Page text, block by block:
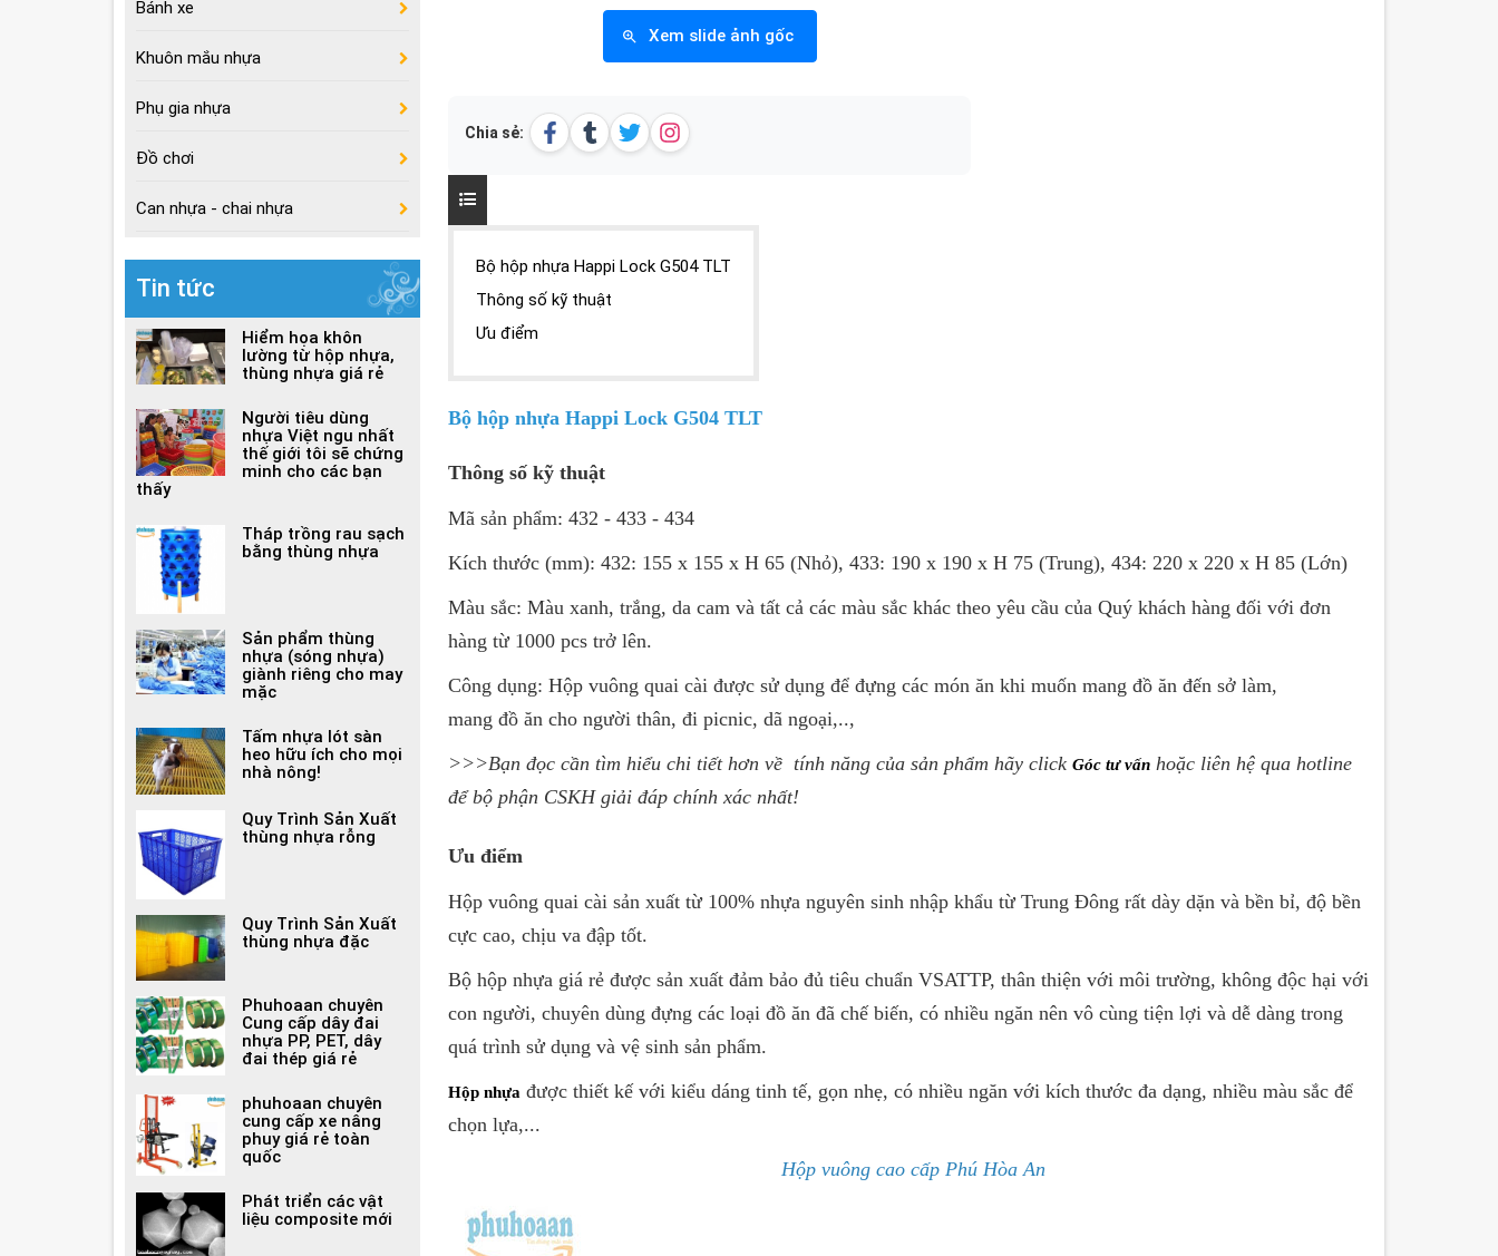
Xem slide ảnh gốc
Chia sẻ:
Bộ hộp nhựa Happi Lock G504 TLT
Thông số kỹ thuật
Ưu điểm
Bộ hộp nhựa Happi Lock G504 TLT
Thông số kỹ thuật
Mã sản phẩm: 432 - 433 - 434
Kích thước (mm): 432: 155 x 155 x H 65 (Nhỏ), 433: 190 x 190 x H 75 (Trung), 434: 220 x 220 x H 85 (Lớn)
Màu sắc: Màu xanh, trắng, da cam và tất cả các màu sắc khác theo yêu cầu của Quý khách hàng đối với đơn
hàng từ 1000 pcs trở lên.
Công dụng: Hộp vuông quai cài được sử dụng để đựng các món ăn khi muốn mang đồ ăn đến sở làm,
mang đồ ăn cho người thân, đi picnic, dã ngoại,..,
>>>Bạn đọc cần tìm hiểu chi tiết hơn về tính năng của sản phẩm hãy click Góc tư vấn hoặc liên hệ qua hotline
để bộ phận CSKH giải đáp chính xác nhất!
Ưu điểm
Hộp vuông quai cài sản xuất từ 100% nhựa nguyên sinh nhập khẩu từ Trung Đông rất dày dặn và bền bỉ, độ bền
cực cao, chịu va đập tốt.
Bộ hộp nhựa giá rẻ được sản xuất đảm bảo đủ tiêu chuẩn VSATTP, thân thiện với môi trường, không độc hại với
con người, chuyên dùng đựng các loại đồ ăn đã chế biến, có nhiều ngăn nên vô cùng tiện lợi và dễ dàng trong
quá trình sử dụng và vệ sinh sản phẩm.
Hộp nhựa được thiết kế với kiểu dáng tinh tế, gọn nhẹ, có nhiều ngăn với kích thước đa dạng, nhiều màu sắc để
chọn lựa,...
Hộp vuông cao cấp Phú Hòa An
Bánh xe
Khuôn mắu nhựa
Phụ gia nhựa
Đồ chơi
Can nhựa - chai nhựa
Tin tức
Hiểm họa khôn
lường từ hộp nhựa,
thùng nhựa giá rẻ
Người tiêu dùng
nhựa Việt ngu nhất
thế giới tôi sẽ chứng
minh cho các bạn
thấy
Tháp trồng rau sạch
bằng thùng nhựa
Sản phẩm thùng
nhựa (sóng nhựa)
giành riêng cho may
mặc
Tấm nhựa lót sàn
heo hữu ích cho mọi
nhà nông!
Quy Trình Sản Xuất
thùng nhựa rỗng
Quy Trình Sản Xuất
thùng nhựa đặc
Phuhoaan chuyên
Cung cấp dây đai
nhựa PP, PET, dây
đai thép giá rẻ
phuhoaan chuyên
cung cấp xe nâng
phuy giá rẻ toàn
quốc
Phát triển các vật
liệu composite mới